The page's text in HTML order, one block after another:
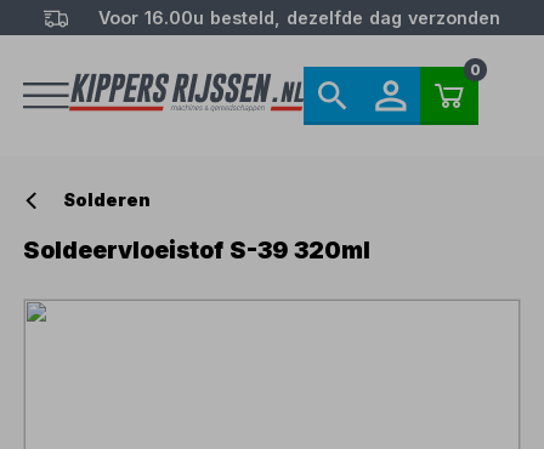
Voor 16.00u besteld, dezelfde dag verzonden
0
Solderen
Soldeervloeistof S-39 320ml